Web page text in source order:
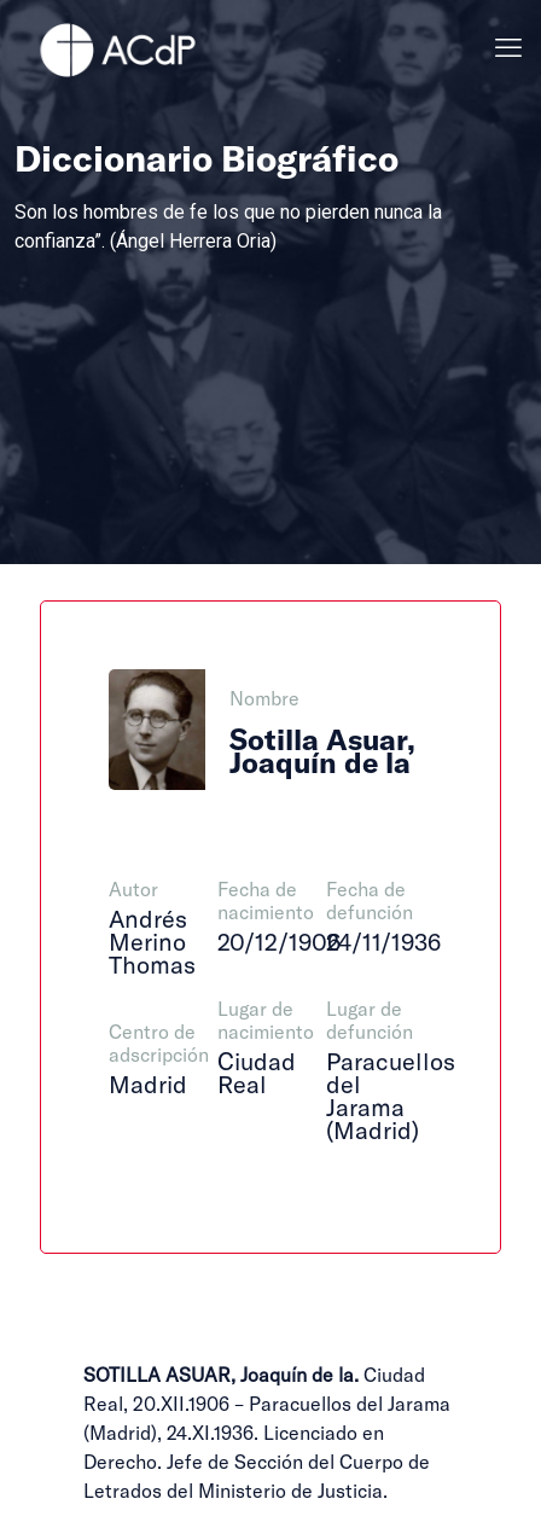
Diccionario Biográfico
Son los hombres de fe los que no pierden nunca la
confianza”. (Ángel Herrera Oria)
Nombre
Sotilla Asuar,
Joaquín de la
Autor
Andrés
Merino
Thomas
Centro de
adscripción
Madrid
Fecha de
nacimiento
20/12/1906
Lugar de
nacimiento
Ciudad
Real
Fecha de
defunción
24/11/1936
Lugar de
defunción
Paracuellos
del
Jarama
(Madrid)
SOTILLA ASUAR, Joaquín de la. Ciudad
Real, 20.XII.1906 – Paracuellos del Jarama
(Madrid), 24.XI.1936. Licenciado en
Derecho. Jefe de Sección del Cuerpo de
Letrados del Ministerio de Justicia.